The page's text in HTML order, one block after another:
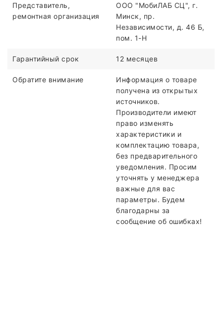
Представитель,
ремонтная организация
ООО "МобиЛАБ СЦ", г.
Минск, пр.
Независимости, д. 46 Б,
пом. 1-Н
Гарантийный срок 12 месяцев
Обратите внимание
Информация о товаре
получена из открытых
источников.
Производители имеют
право изменять
характеристики и
комплектацию товара,
без предварительного
уведомления. Просим
уточнять у менеджера
важные для вас
параметры. Будем
благодарны за
сообщение об ошибках!